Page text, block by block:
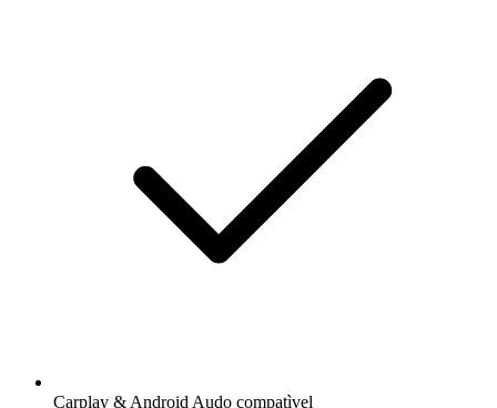
Carplay & Android Audo compatìvel